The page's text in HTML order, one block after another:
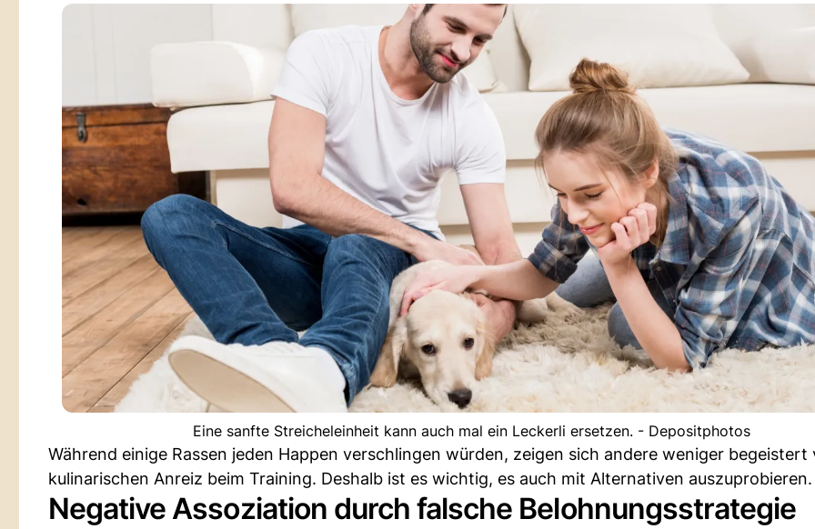
Eine sanfte Streicheleinheit kann auch mal ein Leckerli ersetzen. - Depositphotos
Während einige Rassen jeden Happen verschlingen würden, zeigen sich andere weniger begeistert
kulinarischen Anreiz beim Training. Deshalb ist es wichtig, es auch mit Alternativen auszuprobieren.
Negative Assoziation durch falsche Belohnungsstrategie